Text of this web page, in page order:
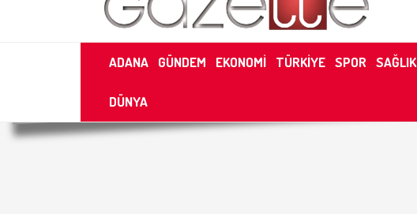
ADANA GÜNDEM EKONOMİ TÜRKİYE SPOR SAĞLIK
DÜNYA